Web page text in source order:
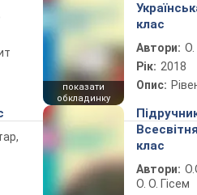
показати
обкладинку
клас
Автори: О.
Рік: 2018
Опис:
клас
Автори:
О. О. Гісем